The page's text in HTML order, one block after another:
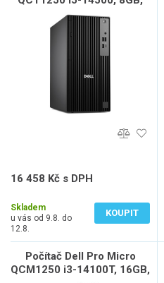
512GB SSD, DVDRW, W11
Pro, 3Y NBD
16 458 Kč s DPH
Skladem
u vás od 9.8. do
12.8.
KOUPIT
Počítač Dell Pro Micro
QCM1250 i3-14100T, 16GB,